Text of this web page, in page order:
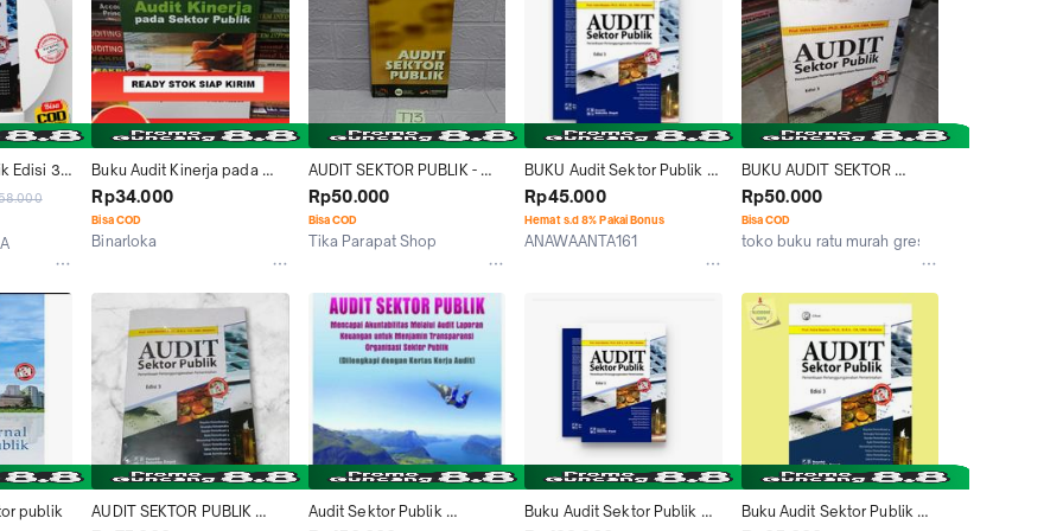
Edisi 3
Buku Audit Kinerja pada
sektor publik by I Gusti
Agung Rai
Rp34.000
Bisa COD
Binarloka
AUDIT SEKTOR PUBLIK -
INDRA BASTIAN AKT MBA
PH D
Rp50.000
Bisa COD
Tika Parapat Shop
BUKU Audit Sektor Publik
Edisi 3 By Prof Indra Bastian
Phd
Rp45.000
Hemat s.d 8% Pakai Bonus
ANAWAANTA161
BUKU AUDIT SEKTOR
PUBLIK edisi 3
Rp50.000
Bisa COD
toko buku ratu murah gresik01
publik
AUDIT SEKTOR PUBLIK
Audit Sektor Publik
Buku Audit Sektor Publik
Buku Audit Sektor Publik